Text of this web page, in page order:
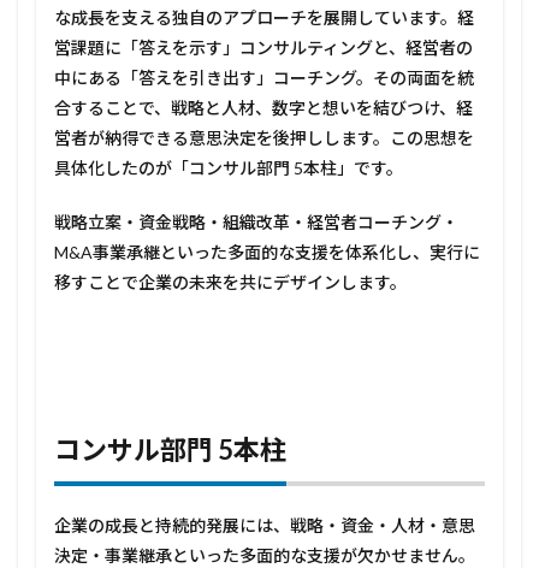
部門
5本
柱
2.1
1. 戦
略立
案・
新規
開発
2.2
2. 資
3. 組
織改
人材
開発
な成長を支える独自のアプローチを展開しています。経
営課題に「答えを示す」コンサルティングと、経営者の
中にある「答えを引き出す」コーチング。その両面を統
合することで、戦略と人材、数字と想いを結びつけ、経
営者が納得できる意思決定を後押しします。この思想を
具体化したのが「コンサル部門 5本柱」です。
戦略立案・資金戦略・組織改革・経営者コーチング・
M&A事業承継といった多面的な支援を体系化し、実行に
移すことで企業の未来を共にデザインします。
コンサル部門 5本柱
企業の成長と持続的発展には、戦略・資金・人材・意思
決定・事業継承といった多面的な支援が欠かせません。